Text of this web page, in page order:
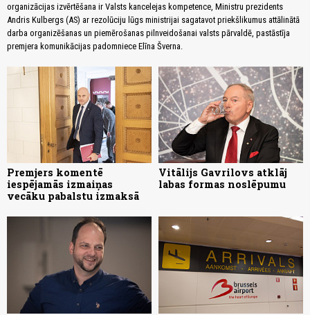
organizācijas izvērtēšana ir Valsts kancelejas kompetence, Ministru prezidents
Andris Kulbergs (AS) ar rezolūciju lūgs ministrijai sagatavot priekšlikumus attālinātā
darba organizēšanas un piemērošanas pilnveidošanai valsts pārvaldē, pastāstīja
premjera komunikācijas padomniece Elīna Šverna.
Premjers komentē
iespējamās izmaiņas
vecāku pabalstu izmaksā
Vitālijs Gavrilovs atklāj
labas formas noslēpumu